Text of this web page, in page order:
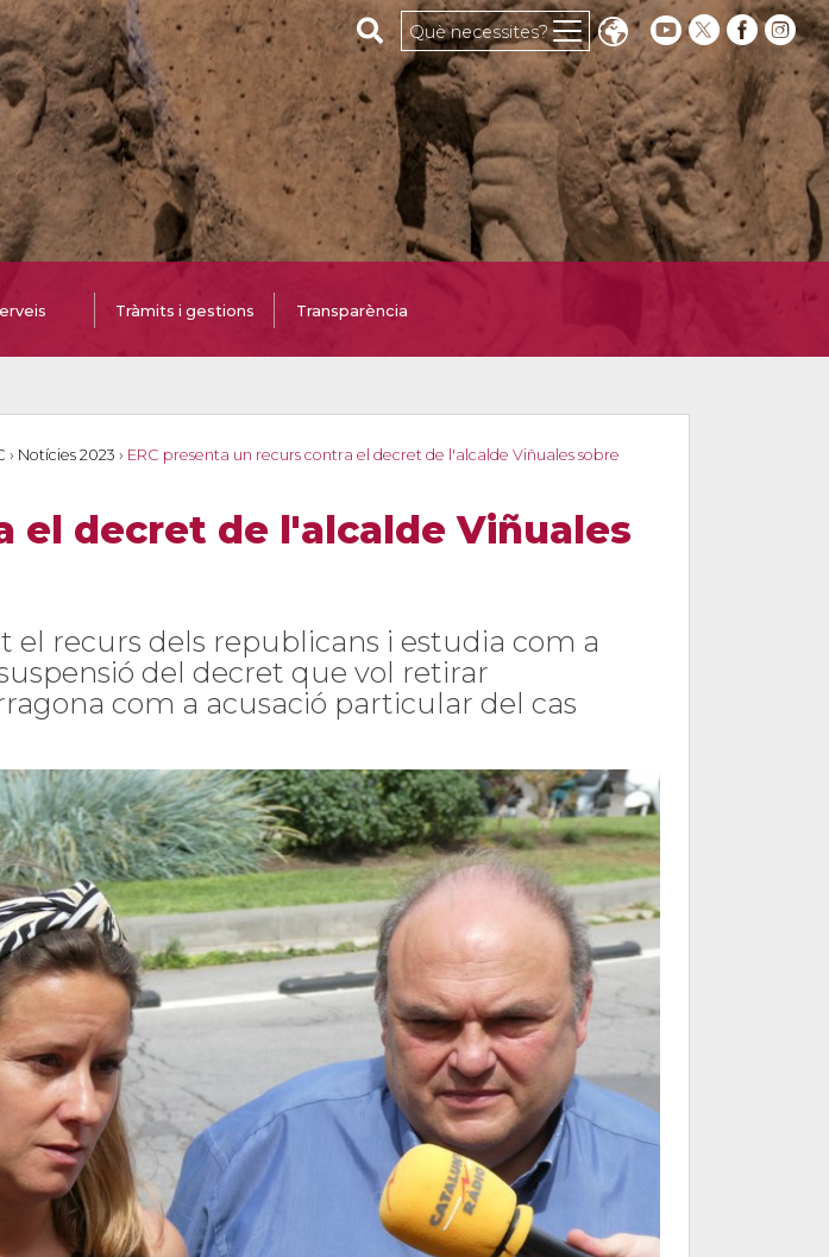
Cerca al web
Què necessites?
Tràmits i gestions Transparència
› Notícies 2023 › ERC presenta un recurs contra el decret de l'alcalde Viñuales sobre
el decret de l'alcalde Viñuales
el recurs dels republicans i estudia com a
del decret que vol retirar
com a acusació particular del cas